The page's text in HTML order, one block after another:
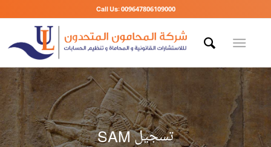
Call Us: 009647806109000
تسجيل SAM